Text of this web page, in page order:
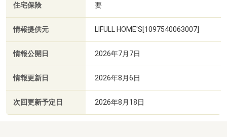
住宅保険 要
情報提供元 LIFULL HOME'S[1097540063007]
情報公開日 2026年7月7日
情報更新日 2026年8月6日
次回更新予定日 2026年8月18日